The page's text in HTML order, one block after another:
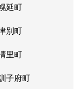
延町
別町
里町
子府町